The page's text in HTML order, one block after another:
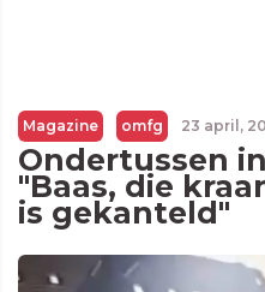
Magazine omfg 23 april,
Ondertussen
"Baas, die
is gekanteld"